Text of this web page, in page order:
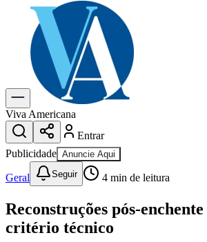
Explore Tudo
Últimas Notícias
Previsão do Tempo
Dia a Dia & Lazer
Gastronomia
Cinema & Shows
Para Sua Empresa
Anuncie no Portal
Cadastrar Empresa
Divulgar VagasNovo
Publicidade Legal
Eleições
Segurança
Saúde
Viva Americana
Entrar
Publicidade Anuncie Aqui
Geral Seguir 4 min de leitura
Reconstruções pós-
critério técnico